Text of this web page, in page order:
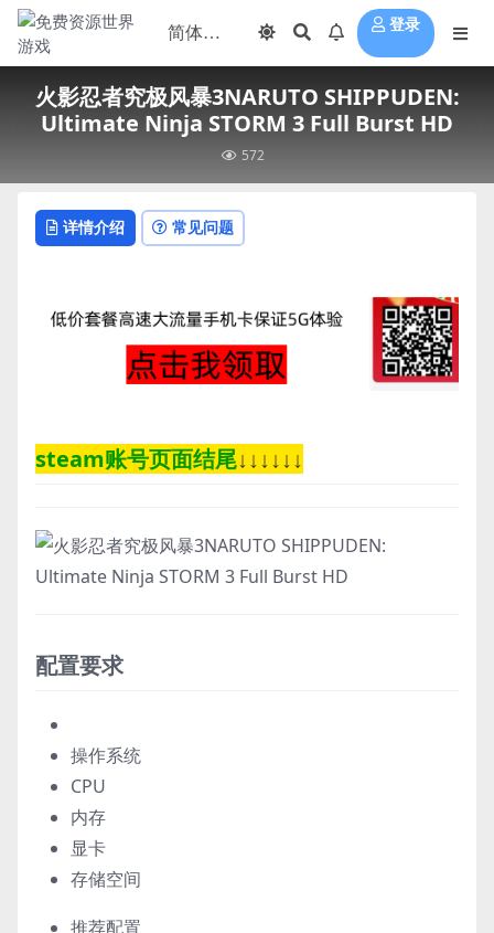
登录
火影忍者究极风暴3NARUTO SHIPPUDEN:
Ultimate Ninja STORM 3 Full Burst HD
572
详情介绍 常见问题
steam账号页面结尾↓↓↓↓↓↓
配置要求
操作系统
CPU
内存
显卡
存储空间
推荐配置